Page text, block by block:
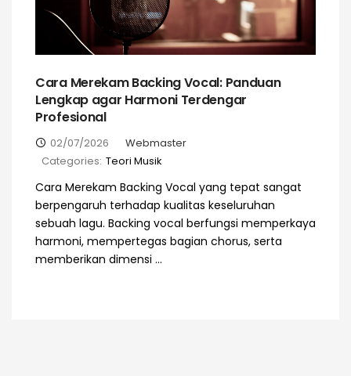
Cara Merekam Backing Vocal: Panduan
Lengkap agar Harmoni Terdengar
Profesional
02/07/2026
Webmaster
Categories: Teori Musik
Cara Merekam Backing Vocal yang tepat sangat
berpengaruh terhadap kualitas keseluruhan
sebuah lagu. Backing vocal berfungsi memperkaya
harmoni, mempertegas bagian chorus, serta
memberikan dimensi ...